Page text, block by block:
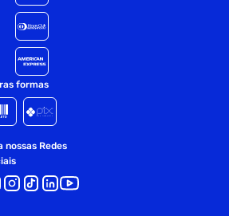
formas
nossas Redes